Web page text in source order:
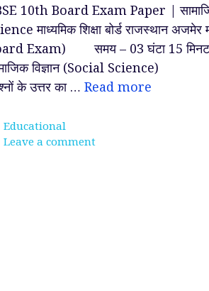
10th Board Exam Paper |
माध्यमिक शिक्षा बोर्ड राजस्थान अजमेर
Exam) समय – 03 घंटा 15
विज्ञान (Social Science)
के उत्तर का … Read more
Categories
Educational
Leave a comment